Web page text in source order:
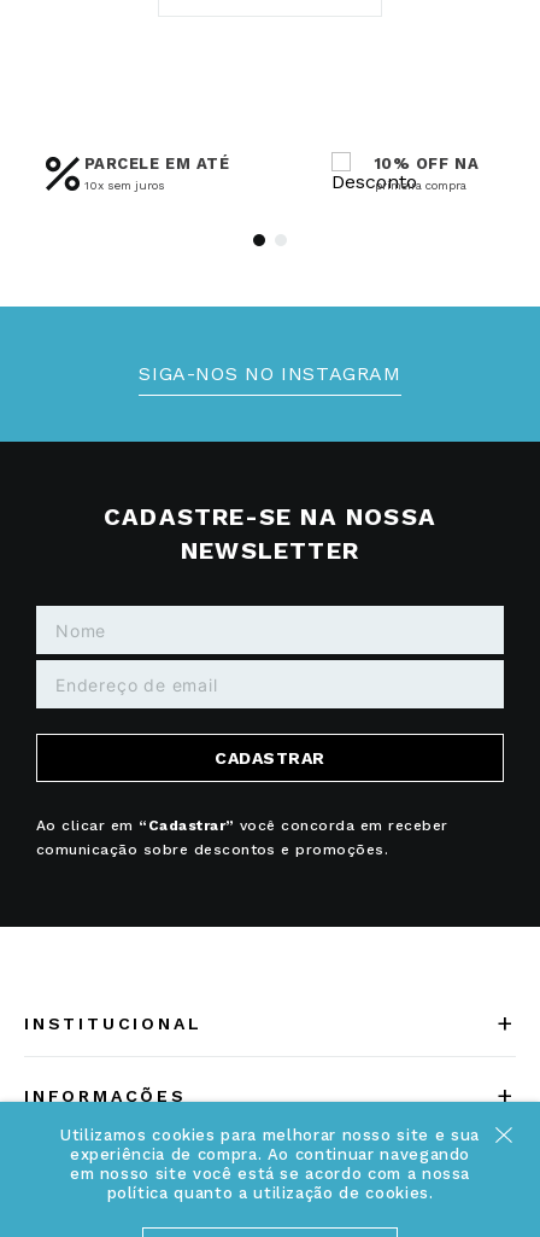
Utilizamos cookies para melhorar nosso site e sua
experiência de compra. Ao continuar navegando
em nosso site você está se acordo com a nossa
política quanto a utilização de cookies.
PARCELE EM ATÉ
10x sem juros
10% OFF NA
primeira compra
SIGA-NOS NO INSTAGRAM
CADASTRE-SE NA NOSSA
NEWSLETTER
CADASTRAR
Ao clicar em “Cadastrar” você concorda em receber
comunicação sobre descontos e promoções.
INSTITUCIONAL +
Fale Conosco
INFORMAÇÕES +
Cuidados Especiais
Política de Troca e Devolução